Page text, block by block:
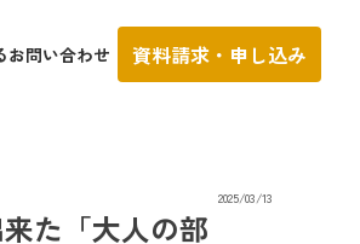
2025/03/13
た「大人の部
お問い合わせ 資料請求・申し込み